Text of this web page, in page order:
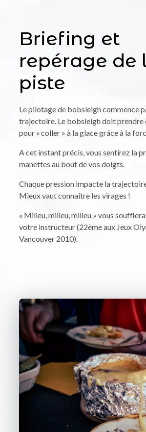
Briefing et
repérage de
piste
Le pilotage de bobsleigh commence
trajectoire. Le bobsleigh doit prendre
pour « coller » à la glace grâce à la
A cet instant précis, vous sentirez la
manettes au bout de vos doigts.
Chaque pression impacte la
Mieux vaut connaître les virages !
« Milieu, milieu, milieu » vous
votre instructeur (22ème aux Jeux
Vancouver 2010).